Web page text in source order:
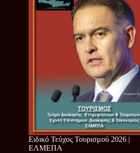
Ειδικό Τεύχος Τουρισμού 2026 |
ΕΛΜΕΠΑ